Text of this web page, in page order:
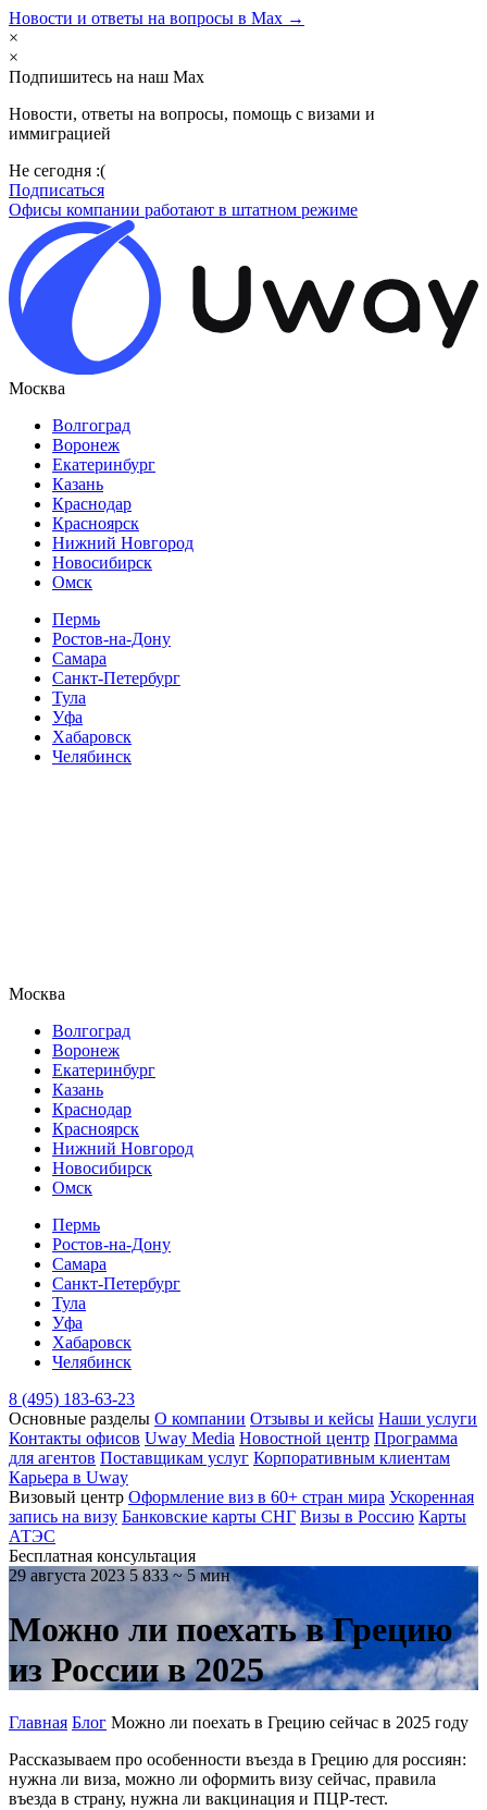
Новости и ответы на вопросы в Max →
×
×
Подпишитесь на наш Max
Новости, ответы на вопросы, помощь с визами и
иммиграцией
Не сегодня :(
Подписаться
Офисы компании работают в штатном режиме
Москва
Волгоград
Воронеж
Екатеринбург
Казань
Краснодар
Красноярск
Нижний Новгород
Новосибирск
Омск
Пермь
Ростов-на-Дону
Самара
Санкт-Петербург
Тула
Уфа
Хабаровск
Челябинск
Москва
Волгоград
Воронеж
Екатеринбург
Казань
Краснодар
Красноярск
Нижний Новгород
Новосибирск
Омск
Пермь
Ростов-на-Дону
Самара
Санкт-Петербург
Тула
Уфа
Хабаровск
Челябинск
8 (495) 183-63-23
Основные разделы О компании Отзывы и кейсы Наши услуги
Контакты офисов Uway Media Новостной центр Программа
для агентов Поставщикам услуг Корпоративным клиентам
Карьера в Uway
Визовый центр Оформление виз в 60+ стран мира Ускоренная
запись на визу Банковские карты СНГ Визы в Россию Карты
АТЭС
Бесплатная консультация
29 августа 2023 5 833 ~ 5 мин
Можно ли поехать в Грецию
из России в 2025
Главная Блог Можно ли поехать в Грецию сейчас в 2025 году
Рассказываем про особенности въезда в Грецию для россиян:
нужна ли виза, можно ли оформить визу сейчас, правила
въезда в страну, нужна ли вакцинация и ПЦР-тест.